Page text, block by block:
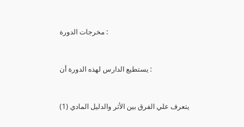
مخرجات الدورة :
يستطيع الدارس لهذه الدورة أن :
(1) يتعرف علي الفرق بين الأثر والدليل المادي